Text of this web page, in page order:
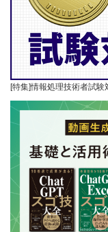
[特集]情報処理技術者試験